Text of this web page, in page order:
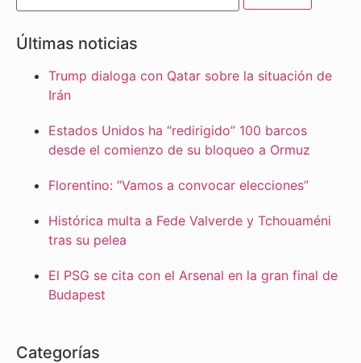
Últimas noticias
Trump dialoga con Qatar sobre la situación de
Irán
Estados Unidos ha “redirigido” 100 barcos
desde el comienzo de su bloqueo a Ormuz
Florentino: “Vamos a convocar elecciones”
Histórica multa a Fede Valverde y Tchouaméni
tras su pelea
El PSG se cita con el Arsenal en la gran final de
Budapest
Categorías